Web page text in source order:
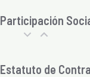
Participación
Estatuto de